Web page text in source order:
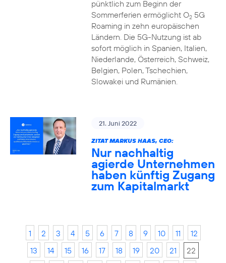
pünktlich zum Beginn der
Sommerferien ermöglicht O25G
Roaming in zehn europäischen
Ländern. Die 5G-Nutzung ist ab
sofort möglich in Spanien, Italien,
Niederlande, Österreich, Schweiz,
Belgien, Polen, Tschechien,
Slowakei und Rumänien.
21. Juni 2022
ZITAT MARKUS HAAS, CEO:
Nur nachhaltig
agierde Unternehmen
haben künftig Zugang
zum Kapitalmarkt
1 2 3 4 5 6 7 8 9 10 11
12
13
14 15 16 17 18 19 20 21
22